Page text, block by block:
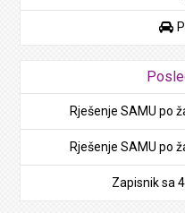
Rješenje SAMU po
Rješenje SAMU po
Zapisnik sa